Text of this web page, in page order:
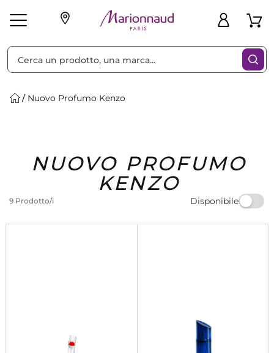
Make-up Profumi
Regalo
Nuovo Profumo Kenzo
NUOVO PROFUMO
KENZO
9 Prodotto/i Disponibile
Ordina per Filtra